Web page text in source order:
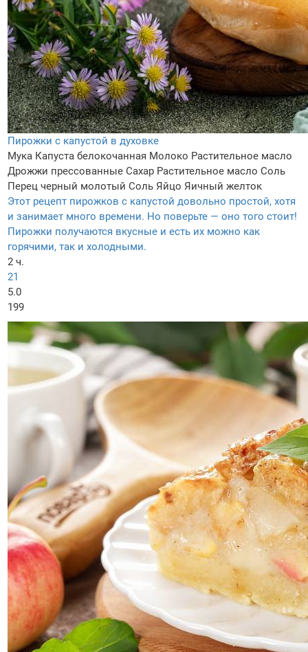
Пирожки с капустой в духовке
Мука Капуста белокочанная Молоко Растительное масло
Дрожжи прессованные Сахар Растительное масло Соль
Перец черный молотый Соль Яйцо Яичный желток
Этот рецепт пирожков с капустой довольно простой, хотя
и занимает много времени. Но поверьте — оно того стоит!
Пирожки получаются вкусные и есть их можно как
горячими, так и холодными.
2 ч.
21
5.0
199